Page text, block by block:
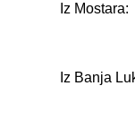
Iz Mostara:
Iz Banja